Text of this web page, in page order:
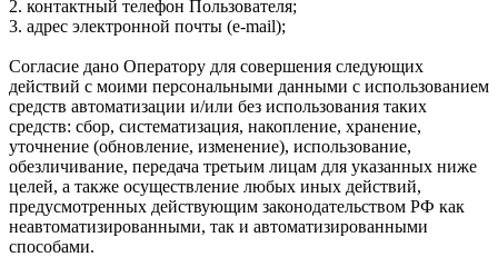
2. контактный телефон Пользователя;
3. адрес электронной почты (e-mail);
Согласие дано Оператору для совершения следующих
действий с моими персональными данными с использованием
средств автоматизации и/или без использования таких
средств: сбор, систематизация, накопление, хранение,
уточнение (обновление, изменение), использование,
обезличивание, передача третьим лицам для указанных ниже
целей, а также осуществление любых иных действий,
предусмотренных действующим законодательством РФ как
неавтоматизированными, так и автоматизированными
способами.